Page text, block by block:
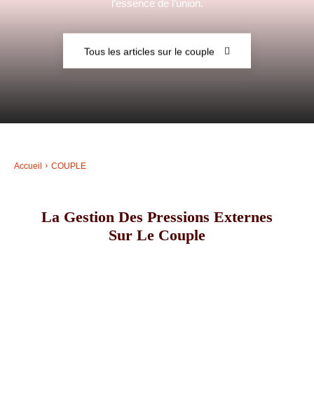
–
l’essence de l’union.
Tous les articles sur le couple
Accueil COUPLE
La Gestion Des Pressions Externes
Sur Le Couple